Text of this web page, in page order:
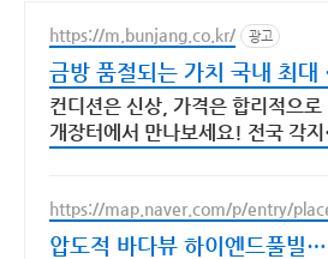
https://m.bunjang.co.kr/ 광고
금방 품절되는 가치 국내 최대
랜드 중고거래
컨디션은 신상, 가격은 합리적으로
개장터에서 만나보세요! 전국 각지
https://map.naver.com/p/entry/
압도적 바다뷰 하이엔드풀빌라